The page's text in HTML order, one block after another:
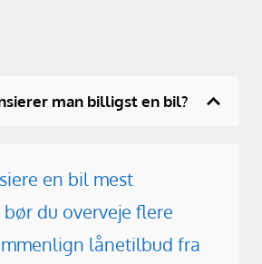
man billigst en bil?
en bil mest
du overveje flere
lånetilbud fra